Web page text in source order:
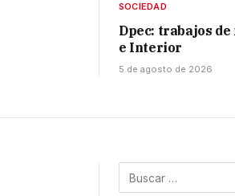
SOCIEDAD
Dpec: trabajos
e Interior
5 de agosto de 2026